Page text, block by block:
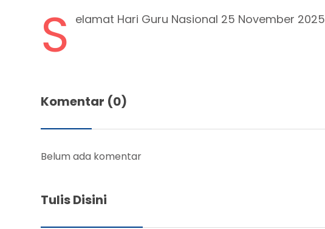
S elamat Hari Guru Nasional 25 November 2025
Komentar (0)
Belum ada komentar
Tulis Disini